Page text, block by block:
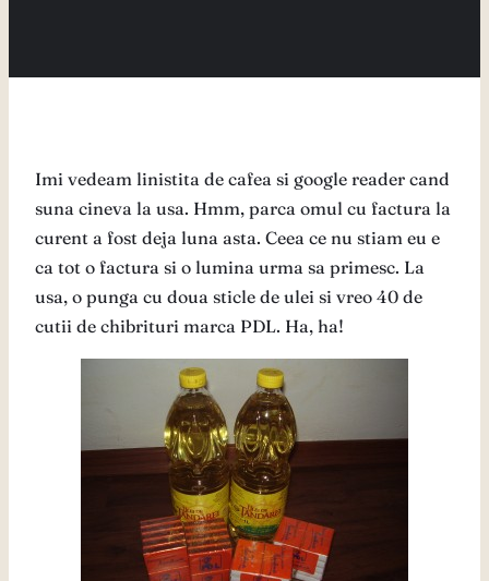
Imi vedeam linistita de cafea si google reader cand
suna cineva la usa. Hmm, parca omul cu factura la
curent a fost deja luna asta. Ceea ce nu stiam eu e
ca tot o factura si o lumina urma sa primesc. La
usa, o punga cu doua sticle de ulei si vreo 40 de
cutii de chibrituri marca PDL. Ha, ha!